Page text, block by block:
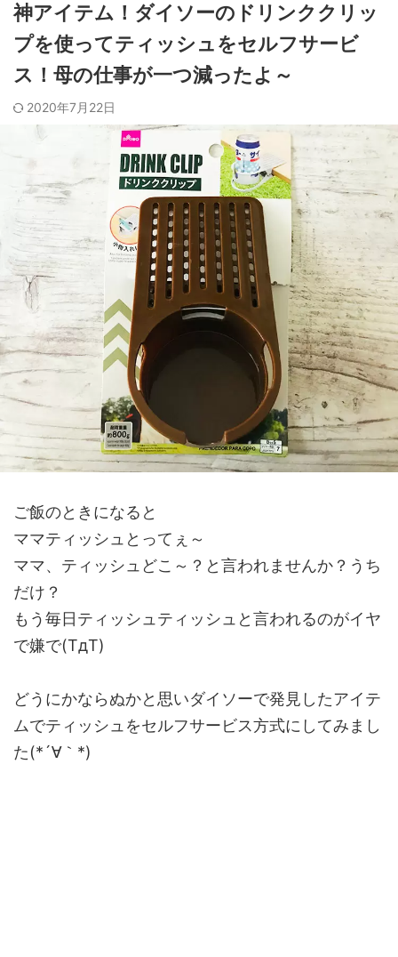
神アイテム！ダイソーのドリンククリッ
プを使ってティッシュをセルフサービ
ス！母の仕事が一つ減ったよ～
2020年7月22日
ご飯のときになると
ママティッシュとってぇ～
ママ、ティッシュどこ～？と言われませんか？うち
だけ？
もう毎日ティッシュティッシュと言われるのがイヤ
で嫌で(TдT)
どうにかならぬかと思いダイソーで発見したアイテ
ムでティッシュをセルフサービス方式にしてみまし
た(*´∀｀*)